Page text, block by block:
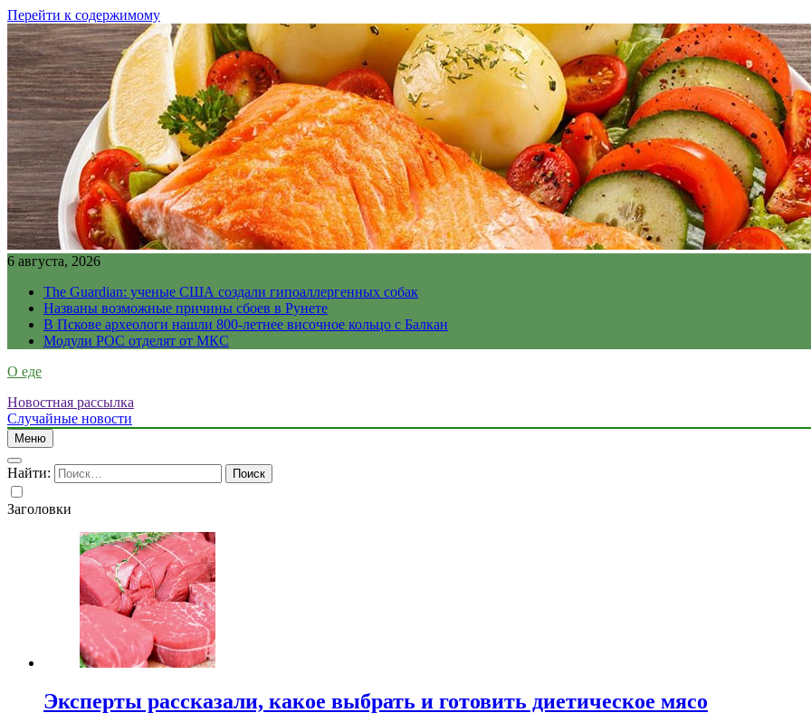
Перейти к содержимому
6 августа, 2026
The Guardian: ученые США создали гипоаллергенных собак
Названы возможные причины сбоев в Рунете
В Пскове археологи нашли 800-летнее височное кольцо с Балкан
Модули РОС отделят от МКС
О еде
Новостная рассылка
Случайные новости
Меню
Найти:
Заголовки
Эксперты рассказали, какое выбрать и готовить диетическое мясо